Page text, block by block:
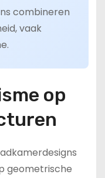
combineren
vaak
op
geometrische